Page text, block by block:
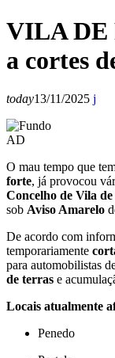
VILA DE
a cortes
today13/11/2025
AD
O mau tempo que
forte, já provocou
Concelho de Vila
sob Aviso Amarelo
De acordo com
temporariamente
para automobilistas
de terras e
Locais atualmente
Penedo